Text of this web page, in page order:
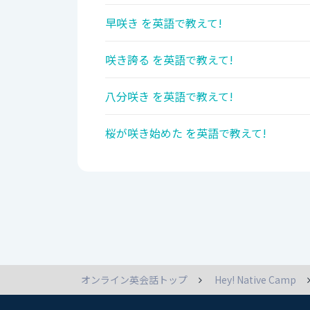
早咲き を英語で教えて!
咲き誇る を英語で教えて!
八分咲き を英語で教えて!
桜が咲き始めた を英語で教えて!
オンライン英会話トップ Hey! Native Camp